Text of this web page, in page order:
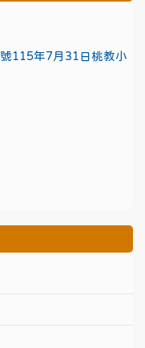
115年7月31日桃教小